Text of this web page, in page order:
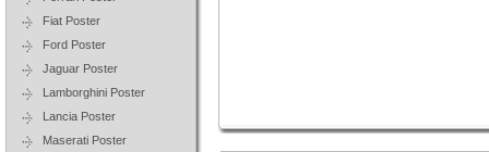
Fiat Poster
Ford Poster
Jaguar Poster
Lamborghini Poster
Lancia Poster
Maserati Poster